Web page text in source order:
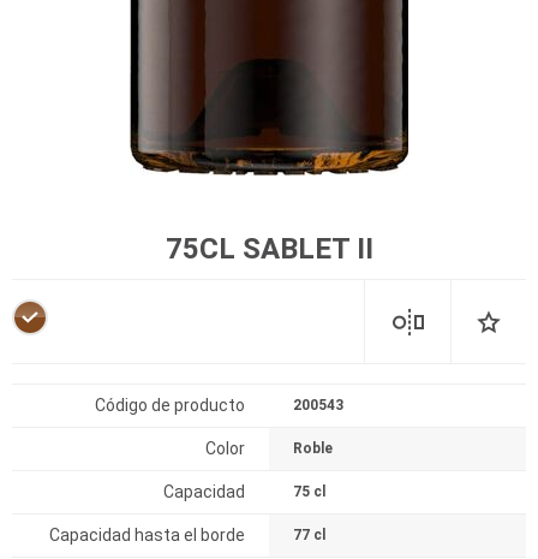
75CL SABLET II
Código de producto 200543
Color Roble
Capacidad 75 cl
Capacidad hasta el borde 77 cl